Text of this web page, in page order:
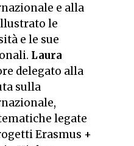
e alla
le
e le sue
Laura
delegato alla
sulla
legate
Erasmus +